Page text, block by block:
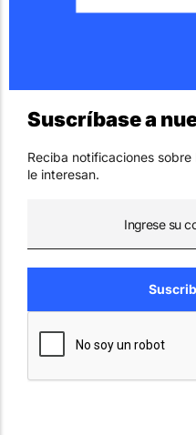
Suscríbase a
Reciba notificaciones
le interesan.